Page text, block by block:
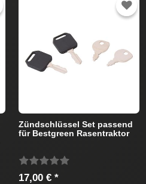
Zündschlüssel Set passend
für Bestgreen Rasentraktor
17,00 € *